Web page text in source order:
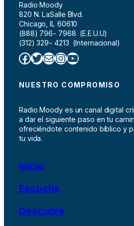
Radio Moody
820 N. LaSalle Blvd.
Chicago, IL 60610
(888) 796- 7968 (E.E.U.U)
(312) 329- 4213 (Internacional)
Facebook Twitter Correo electrónico InstagramYouTube
NUESTRO COMPROMISO
Radio Moody es un canal digital
a dar el siguiente paso en tu
ofreciéndote contenido bíblico y
tu vida.
Inicio
Escucha
Descubre